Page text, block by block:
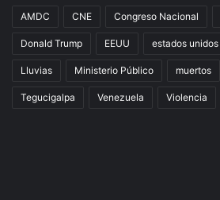
AMDC CNE Congreso Nacional
Donald Trump EEUU estados unidos
Lluvias Ministerio Público muertos
Tegucigalpa Venezuela Violencia